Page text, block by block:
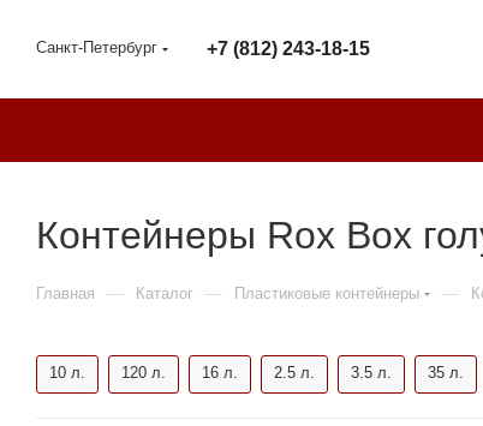
Санкт-Петербург +7 (812) 243-18-15
Контейнеры Rox Box
Главная — Каталог — Пластиковые контейнеры —
10 л. 120 л. 16 л. 2.5 л. 3.5 л. 35 л.